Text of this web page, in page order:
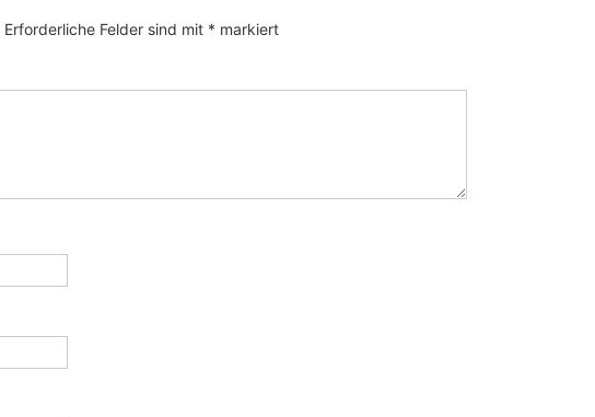
Erforderliche Felder sind mit * markiert